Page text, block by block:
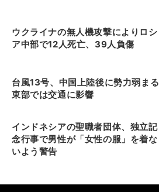
ウクライナの無人機攻撃によりロシ
ア中部で12人死亡、39人負傷
台風13号、中国上陸後に勢力弱まる
東部では交通に影響
インドネシアの聖職者団体、独立記
念行事で男性が「女性の服」を着な
いよう警告